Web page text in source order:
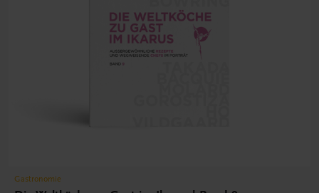
Gastronomie